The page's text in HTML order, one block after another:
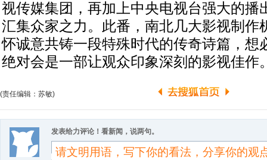
视传媒集团，再加上中央电视台强大的播
汇集众家之力。此番，南北几大影视制作
怀诚意共铸一段特殊时代的传奇诗篇，想
绝对会是一部让观众印象深刻的影视佳作
(责任编辑：苏敏)
发表给力评论！看新闻，说两句。